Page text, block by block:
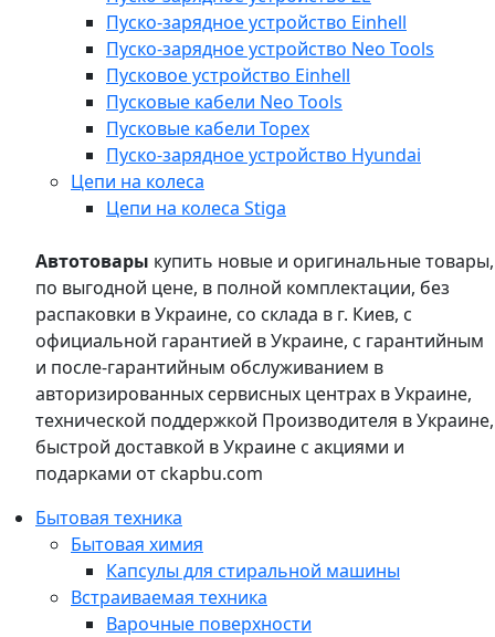
Пуско-зарядное устройство Einhell
Пуско-зарядное устройство Neo Tools
Пусковое устройство Einhell
Пусковые кабели Neo Tools
Пусковые кабели Topex
Пуско-зарядное устройство Hyundai
Цепи на колеса
Цепи на колеса Stiga
Автотовары купить новые и оригинальные товары,
по выгодной цене, в полной комплектации, без
распаковки в Украине, со склада в г. Киев, с
официальной гарантией в Украине, с гарантийным
и после-гарантийным обслуживанием в
авторизированных сервисных центрах в Украине,
технической поддержкой Производителя в Украине,
быстрой доставкой в Украине с акциями и
подарками от ckapbu.com
Бытовая техника
Бытовая химия
Капсулы для стиральной машины
Встраиваемая техника
Варочные поверхности